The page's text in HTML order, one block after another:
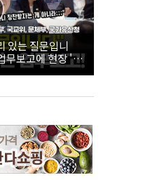
있는 질문입니
무보고에 현장 '빵'
무보고 - 교육부,